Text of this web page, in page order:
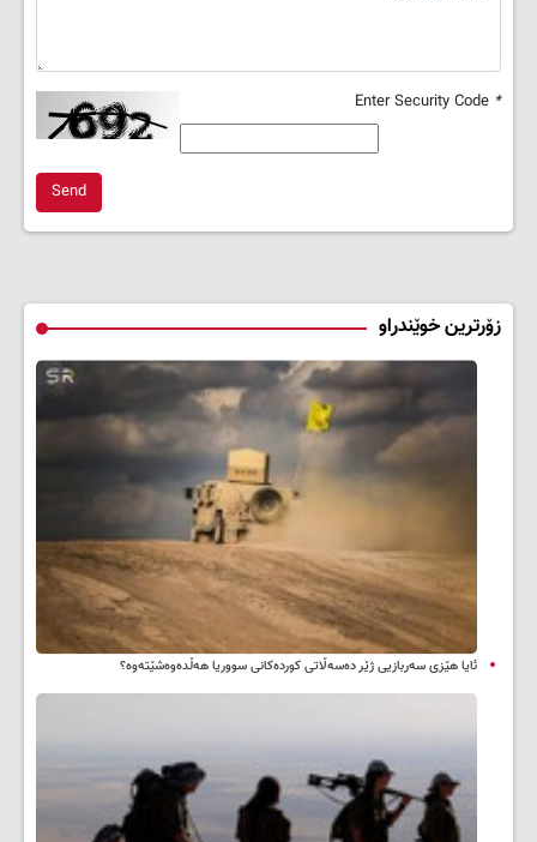
*
Send
زۆرترین خوێندراو
ئایا هێزی سەربازیی ژێر دەسەڵاتی کوردەکانی سووریا هەڵدەوەشێتەوە؟